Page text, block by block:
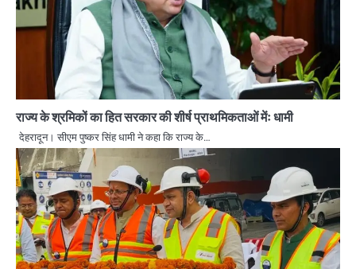
राज्य के श्रमिकों का हित सरकार की शीर्ष प्राथमिकताओं मेंः धामी
देहरादून। सीएम पुष्कर सिंह धामी ने कहा कि राज्य के…